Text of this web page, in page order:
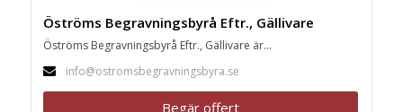
Öströms Begravningsbyrå Eftr., Gällivare
Öströms Begravningsbyrå Eftr., Gällivare är...
info@ostromsbegravningsbyra.se
Begär offert